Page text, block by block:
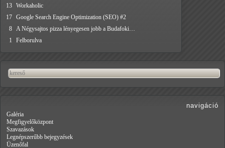
13 Workaholic
17 Google Search Engine Optimization (SEO) #2
8 A Négysajtos pizza lényegesen jobb a Budafoki…
1
Felborulva
navigáció
Galéria
Megfigyelőközpont
Szavazások
Legnépszerűbb bejegyzések
Üzenőfal